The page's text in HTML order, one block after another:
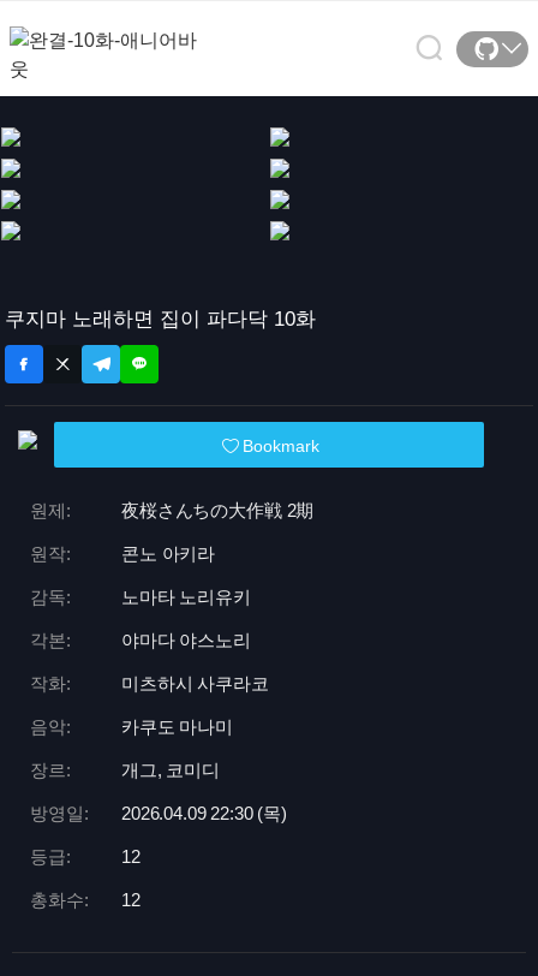
쿠지마 노래하면 집이 파다닥 10화
Bookmark
원제: 夜桜さんちの大作戦 2期
원작: 콘노 아키라
감독: 노마타 노리유키
각본: 야마다 야스노리
작화: 미츠하시 사쿠라코
음악: 카쿠도 마나미
장르: 개그, 코미디
방영일: 2026.04.09 22:30 (목)
등급: 12
총화수: 12